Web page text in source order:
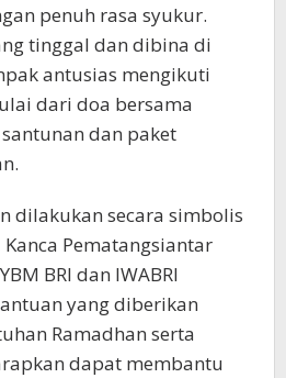
penuh rasa syukur.
tinggal dan dibina di
antusias mengikuti
dari doa bersama
dan paket
dilakukan secara simbolis
Pematangsiantar
BRI dan IWABRI
yang diberikan
Ramadhan serta
dapat membantu